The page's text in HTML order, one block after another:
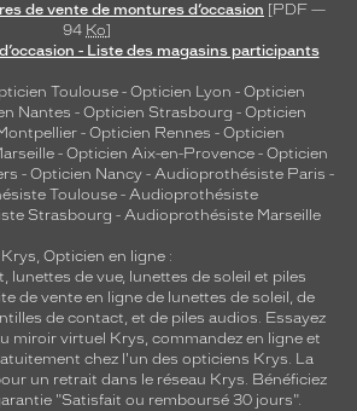
de vente de montures d’occasion [PDF —
94 Ko]
- Liste des magasins participants
Toulouse- Opticien Lyon - Opticien
Nantes - Opticien Strasbourg - Opticien
- Opticien Rennes - Opticien
- Opticien Aix-en-Provence - Opticien
- Opticien Nancy - Audioprothésiste Paris -
Toulouse- Audioprothésiste
Strasbourg - Audioprothésiste Marseille
Krys, Opticien en ligne :
, lunettes de vue, lunettes de soleil et piles
de vente en ligne de lunettes de soleil, de
de contact, et de piles audios. Essayez
miroir virtuel Krys, commandez en ligne et
chez l'un des opticiens Krys. La
un retrait dans le réseau Krys. Bénéficiez
"Satisfait ou remboursé 30 jours".